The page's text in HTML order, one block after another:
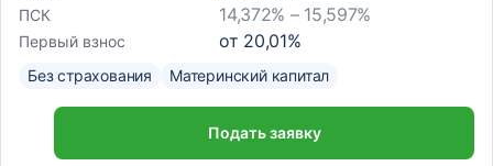
ПСК 14,372% – 15,597%
Первый взнос от 20,01%
Без страхования Материнский капитал
Подать заявку